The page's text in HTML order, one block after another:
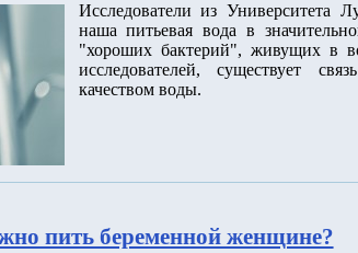
Исследователи из
наша питьевая вода в
"хороших бактерий", живущих в
исследователей, существует
качеством воды.
пить беременной женщине?